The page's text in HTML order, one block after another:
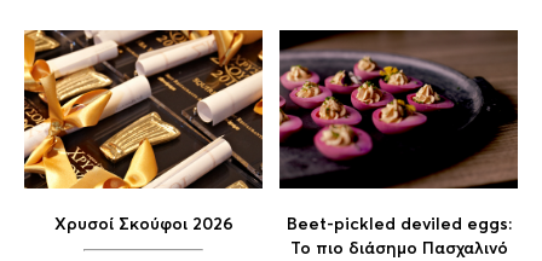
Χρυσοί Σκούφοι 2026
Beet-pickled deviled eggs:
To πιο διάσημο Πασχαλινό